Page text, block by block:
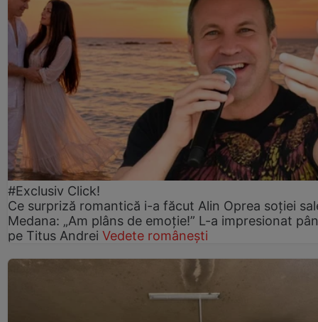
#Exclusiv Click!
Ce surpriză romantică i-a făcut Alin Oprea soției
Medana: „Am plâns de emoție!” L-a impresionat
pe Titus Andrei Vedete românești